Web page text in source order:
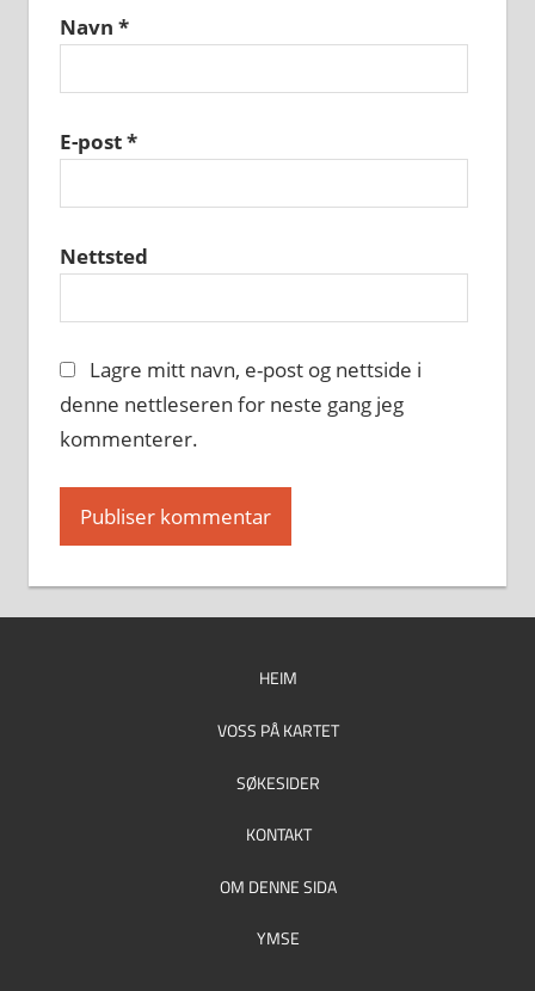
Navn *
E-post*
Nettsted
Lagre mitt navn, e-post og nettside i
denne nettleseren for neste gang jeg
kommenterer.
HEIM
VOSS PÅ KARTET
SØKESIDER
KONTAKT
OM DENNE SIDA
YMSE